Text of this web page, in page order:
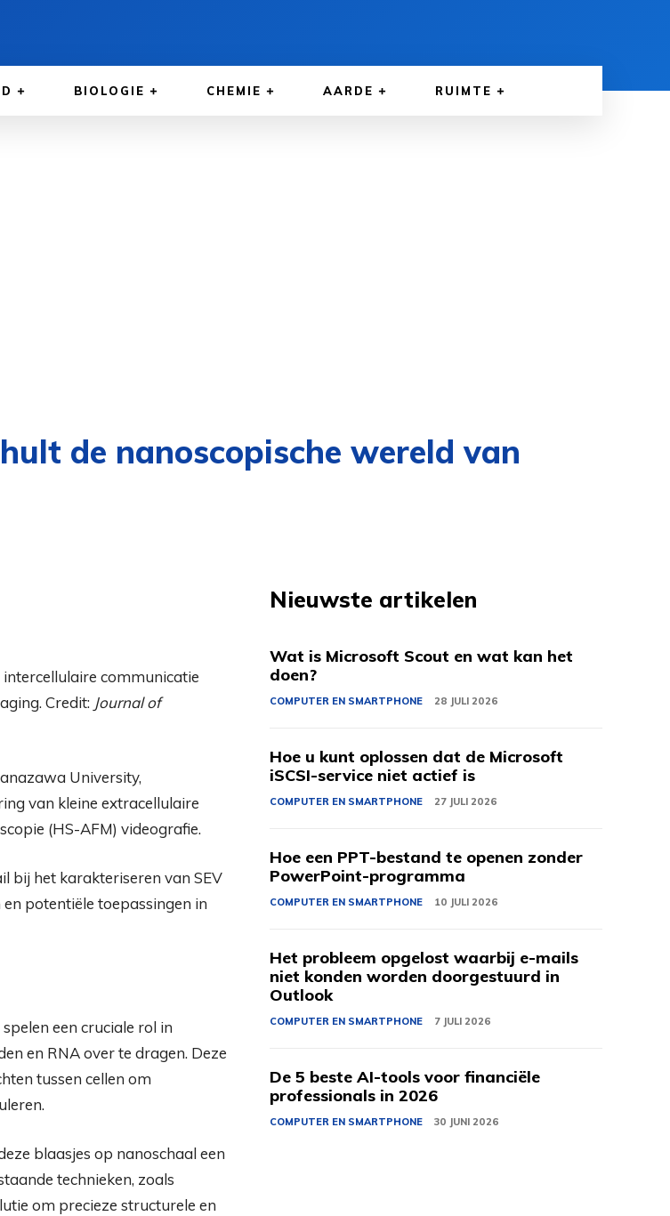
BIOLOGIE CHEMIE AARDE RUIMTE
de nanoscopische wereld van
Credit: Journal of
University,
van kleine extracellulaire
(HS-AFM) videografie.
bij het karakteriseren van SEV
potentiële toepassingen in
een cruciale rol in
en RNA over te dragen. Deze
tussen cellen om
blaasjes op nanoschaal een
technieken, zoals
om precieze structurele en
Nieuwste artikelen
Wat is Microsoft Scout en wat kan het
doen?
COMPUTER EN SMARTPHONE 28 JULI 2026
Hoe u kunt oplossen dat de Microsoft
iSCSI-service niet actief is
COMPUTER EN SMARTPHONE 27 JULI 2026
Hoe een PPT-bestand te openen zonder
PowerPoint-programma
COMPUTER EN SMARTPHONE 10 JULI 2026
Het probleem opgelost waarbij e-mails
niet konden worden doorgestuurd in
Outlook
COMPUTER EN SMARTPHONE 7 JULI 2026
De 5 beste AI-tools voor financiële
professionals in 2026
COMPUTER EN SMARTPHONE 30 JUNI 2026